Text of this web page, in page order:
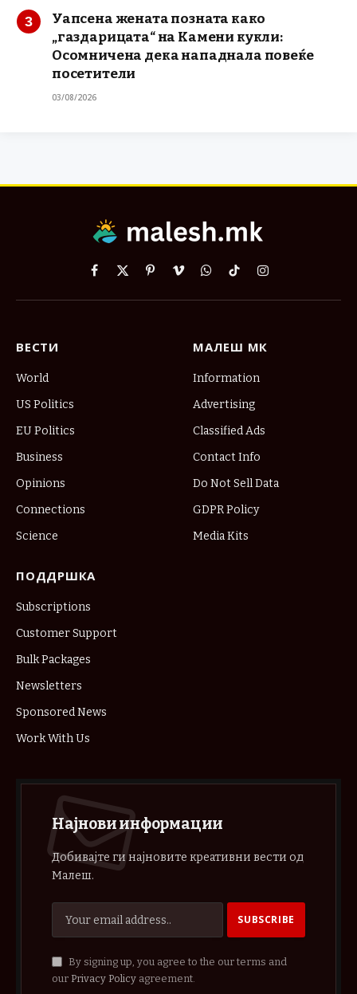
Уапсена жената позната како
„газдарицата“ на Камени кукли:
Осомничена дека нападнала повеќе
посетители
03/08/2026
Facebook
X
PinterestVimeoWhatsApp
TikTokInstagram
ВЕСТИ
World
US Politics
EU Politics
Business
Opinions
Connections
Science
МАЛЕШ МК
Information
Advertising
Classified Ads
Contact Info
Do Not Sell Data
GDPR Policy
Media Kits
ПОДДРШКА
Subscriptions
Customer Support
Bulk Packages
Newsletters
Sponsored News
Work With Us
Најнови информации
Добивајте ги најновите креативни вести од
Малеш.
By signing up, you agree to the our terms and
our Privacy Policyagreement.